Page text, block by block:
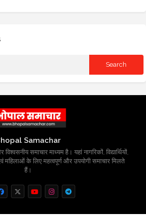
Samachar
समाचार माध्यम है। यहां नागरिकों, विद्यार्थियों,
एवं महिलाओं के लिए महत्वपूर्ण और उपयोगी समाचार मिलते
हैं।